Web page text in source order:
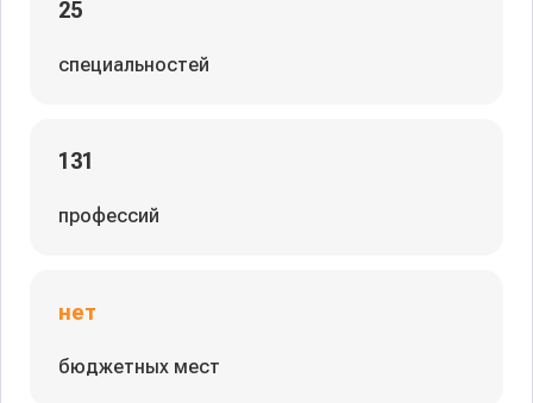
25
специальностей
131
профессий
нет
бюджетных мест